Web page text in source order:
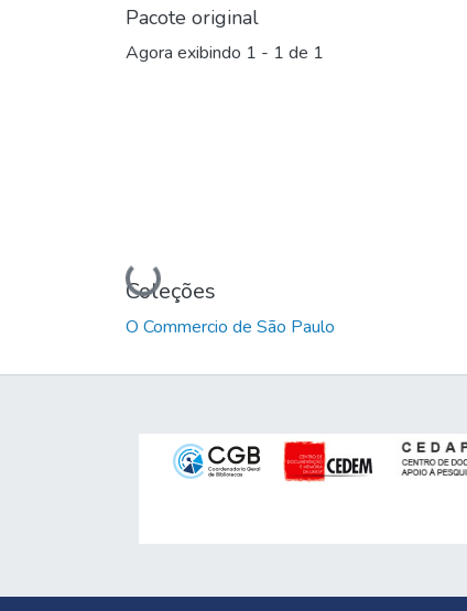
Pacote original
Agora exibindo 1 - 1 de 1
Carregando...
Coleções
O Commercio de São Paulo